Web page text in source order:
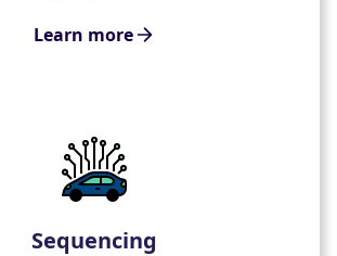
Learn more
Sequencing